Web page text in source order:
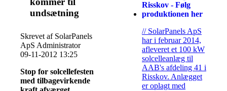
undsætning
Skrevet af SolarPanels
ApS Administrator
09-11-2012 13:25
Stop for solcellefesten
med tilbagevirkende
Risskov - Følg
produktionen her
// SolarPanels ApS
har i februar 2014,
afleveret et 100 kW
solcelleanlæg til
AAB's afdeling 41 i
Risskov. Anlægget
er oplagt med